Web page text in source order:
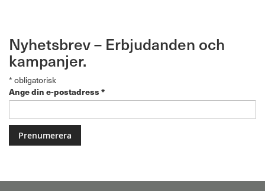
Nyhetsbrev – Erbjudanden och
kampanjer.
* obligatorisk
Ange din e-postadress *